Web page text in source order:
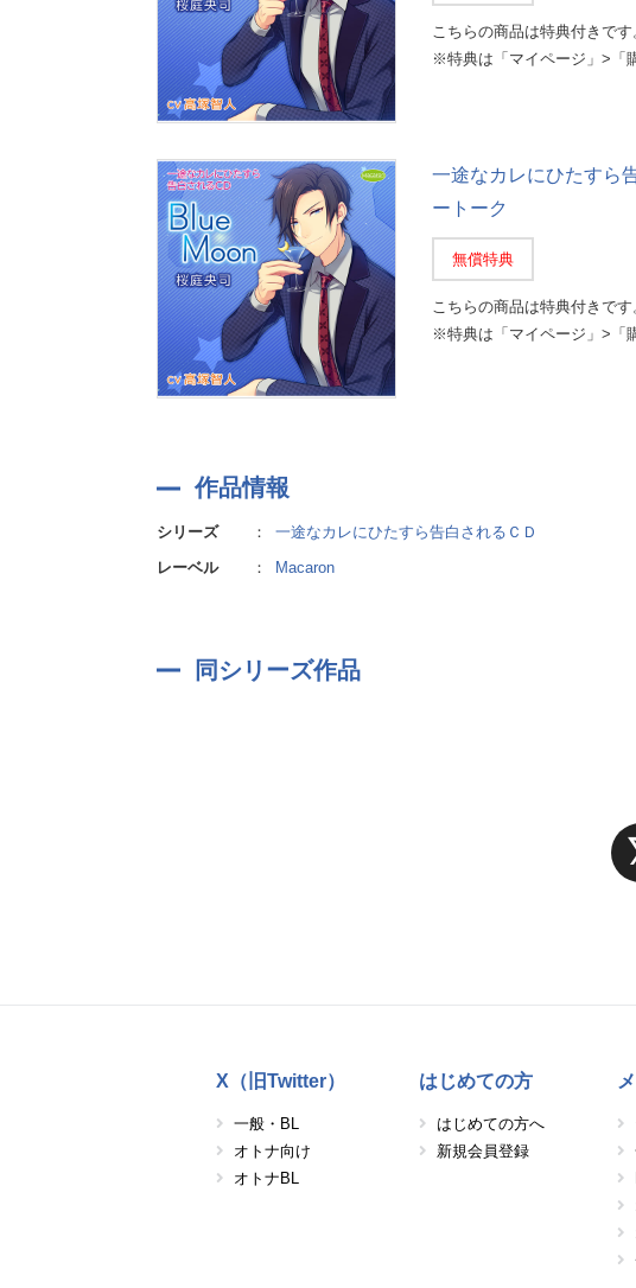
こちらの商品は特典付きで
※特典は「マイページ」>「
一途なカレにひたすら
ートーク
無償特典
こちらの商品は特典付きで
※特典は「マイページ」>「
作品情報
シリーズ ：
一途なカレにひたすら告白されるＣＤ
レーベル
： Macaron
同シリーズ作品
X（旧Twitter）
一般・BL
オトナ向け
オトナBL
はじめての方
はじめての方へ
新規会員登録